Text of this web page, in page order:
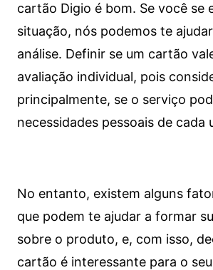
cartão Digio é bom. Se você se
situação, nós podemos te
análise. Definir se um cartão
avaliação individual, pois
principalmente, se o serviço
necessidades pessoais de cada
No entanto, existem alguns
que podem te ajudar a formar
sobre o produto, e, com isso,
cartão é interessante para o